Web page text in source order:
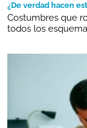
¿De verdad hacen
Costumbres que
todos los